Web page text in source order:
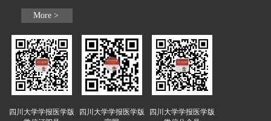
More >
四川大学学报医学版
四川大学学报医学版
四川大学学报医学版